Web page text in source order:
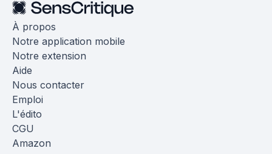
À propos
Notre application mobile
Notre extension
Aide
Nous contacter
Emploi
L'édito
CGU
Amazon